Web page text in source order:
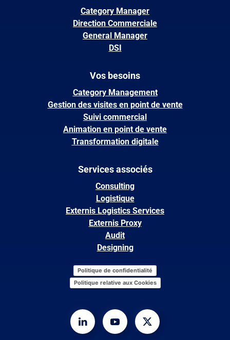
Category Manager
Direction Commerciale
General Manager
DSI
Vos besoins
Category Management
Gestion des visites en point de vente
Suivi commercial
Animation en point de vente
Transformation digitale
Services associés
Consulting
Logistique
Externis Logistics Services
Externis Proxy
Audit
Designing
Politique de confidentialité
Politique relative aux Cookies